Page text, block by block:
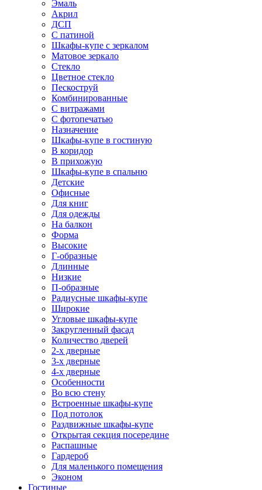
Эмаль
Акрил
ДСП
С патиной
Шкафы-купе с зеркалом
Матовое зеркало
Стекло
Цветное стекло
Пескоструй
Комбинированные
С витражами
С фотопечатью
Назначение
Шкафы-купе в гостиную
В коридор
В прихожую
Шкафы-купе в спальню
Детские
Офисные
Для книг
Для одежды
На балкон
Форма
Высокие
Г-образные
Длинные
Низкие
П-образные
Радиусные шкафы-купе
Широкие
Угловые шкафы-купе
Закругленный фасад
Количество дверей
2-х дверные
3-х дверные
4-х дверные
Особенности
Во всю стену
Встроенные шкафы-купе
Под потолок
Раздвижные шкафы-купе
Открытая секция посередине
Распашные
Гардероб
Для маленького помещения
Эконом
Гостиные